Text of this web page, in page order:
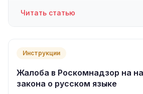
Читать статью
Инструкции
Жалоба в Роскомнадзор на
закона о русском языке